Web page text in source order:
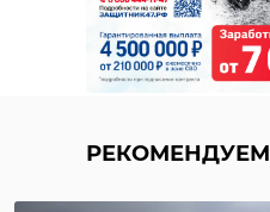
РЕКОМЕНДУЕМ